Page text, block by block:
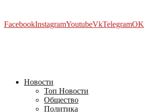
FacebookInstagramYoutubeVkTelegramOK
Новости
Топ Новости
Общество
Политика